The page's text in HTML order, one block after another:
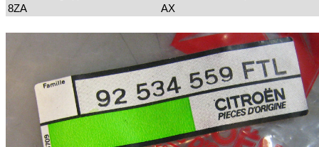
8ZA AX